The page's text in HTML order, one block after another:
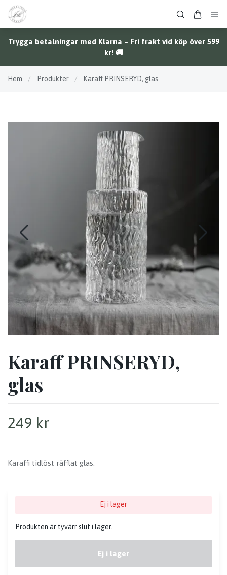
Trygga betalningar med Klarna – Fri frakt vid köp över 599
kr! 🚚
Hem / Produkter / Karaff PRINSERYD, glas
Karaff PRINSERYD,
glas
249 kr
Karaffi tidlöst räfflat glas.
Ej i lager
Produkten är tyvärr slut i lager.
Ej i lager